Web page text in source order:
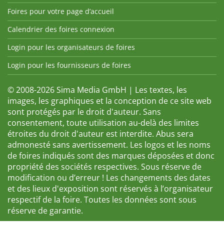
Foires pour votre page d’accueil
Calendrier des foires connexion
Login pour les organisateurs de foires
Login pour les fournisseurs de foires
© 2008-2026 Sima Media GmbH | Les textes, les
images, les graphiques et la conception de ce site web
sont protégés par le droit d'auteur. Sans
consentement, toute utilisation au-delà des limites
étroites du droit d'auteur est interdite. Abus sera
admonesté sans avertissement. Les logos et les noms
de foires indiqués sont des marques déposées et donc
propriété des sociétés respectives. Sous réserve de
modification ou d’erreur ! Les changements des dates
et des lieux d'exposition sont réservés à l’organisateur
respectif de la foire. Toutes les données sont sous
réserve de garantie.